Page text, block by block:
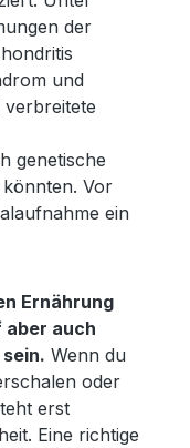
der
und
verbreitete
genetische
Vor
ein
Ernährung
auch
Wenn du
oder
erst
Eine richtige